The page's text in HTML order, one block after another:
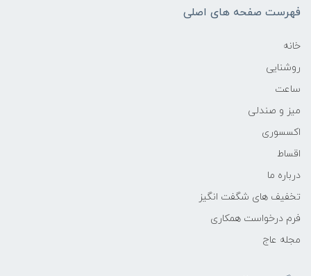
فهرست صفحه های اصلی
خانه
روشنایی
ساعت
میز و صندلی
اکسسوری
اقساط
درباره ما
تخفیف های شگفت انگیز
فرم درخواست همکاری
مجله عاج